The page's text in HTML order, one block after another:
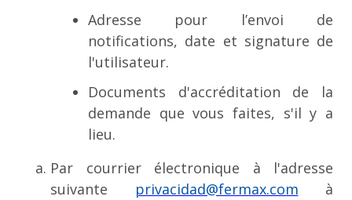
Adresse pour l’envoi de
notifications, date et signature de
l'utilisateur.
Documents d'accréditation de la
demande que vous faites, s'il y a
lieu.
Par courrier électronique à l'adresse
suivante
privacidad@fermax.com à